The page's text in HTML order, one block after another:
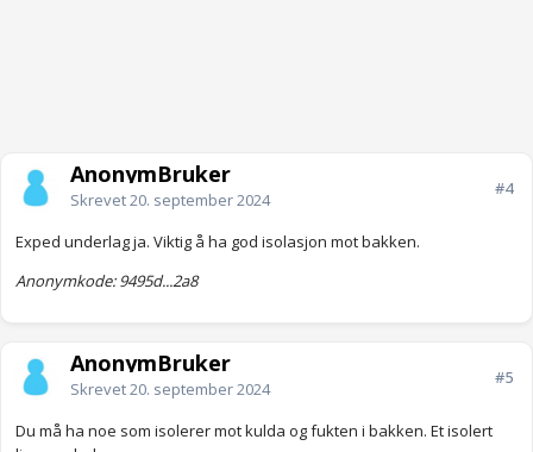
AnonymBruker
Skrevet20. september 2024
#4
Exped underlag ja. Viktig å ha god isolasjon mot bakken.
Anonymkode: 9495d...2a8
AnonymBruker
Skrevet20. september 2024
#5
Du må ha noe som isolerer mot kulda og fukten i bakken. Et isolert